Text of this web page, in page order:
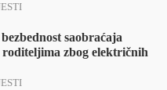
saobraćaja
zbog električnih